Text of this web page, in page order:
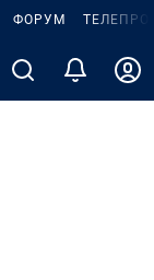
ФОРУМ